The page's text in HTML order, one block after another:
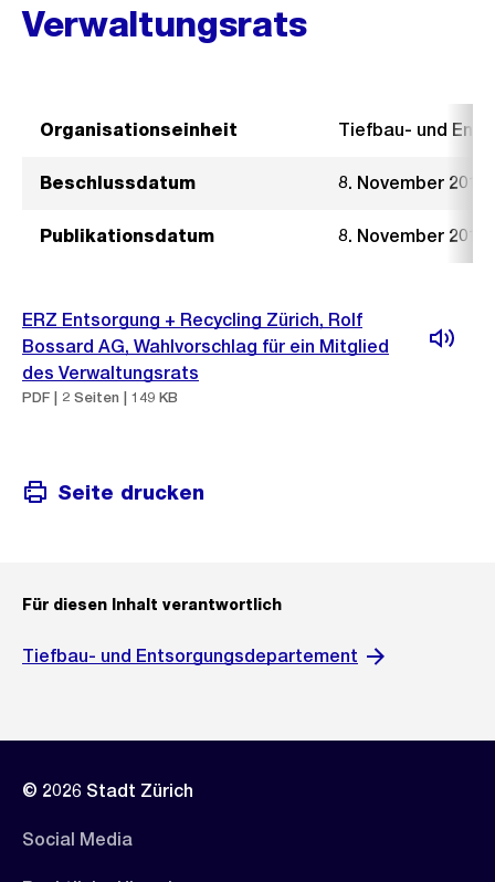
Verwaltungsrats
Organisationseinheit Tiefbau- und
Beschlussdatum 8. November 2017
Publikationsdatum 8. November 2017
ERZ Entsorgung + Recycling Zürich, Rolf
Bossard AG, Wahlvorschlag für ein Mitglied
des Verwaltungsrats
PDF | 2 Seiten | 149 KB
Seite drucken
Für diesen Inhalt verantwortlich
Tiefbau- und Entsorgungsdepartement
© 2026 Stadt Zürich
Social Media